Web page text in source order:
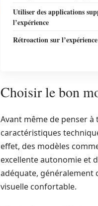
Utiliser des applications
l’expérience
Rétroaction sur
Choisir le bon
Avant même de penser
caractéristiques
effet, des modèles
excellente autonomie et
adéquate, généralement
visuelle confortable.